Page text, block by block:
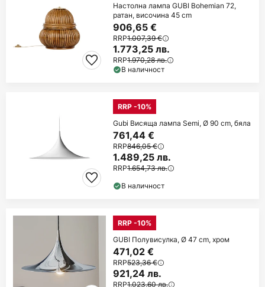
Настолна лампа GUBI Bohemian 72,
ратан, височина 45 cm
906,65 €
RRP1.007,39 €
1.773,25 лв.
RRP1.970,28 лв.
В наличност
RRP -10%
Gubi Висяща лампа Semi, Ø 90 cm, бяла
761,44 €
RRP846,05 €
1.489,25 лв.
RRP1.654,73 лв.
В наличност
RRP -10%
GUBI Полувисулка, Ø 47 cm, хром
471,02 €
RRP523,36 €
921,24 лв.
RRP1.023,60 лв.